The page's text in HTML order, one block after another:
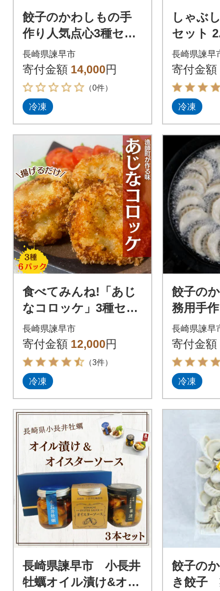
餃子のかわしもの手
作り人気点心3種セッ
ト(焼餃子420g、水餃
子300g、焼売300g)
長崎県諫早市
寄付金額 14,000円
（0件）
冷凍
しゃぶ
セット
野の米
(かんび
場】
長崎県諫早
寄付金額
冷凍
食べてみんね!「あじ
なコロッケ」3種セッ
ト 計44個
長崎県諫早市
寄付金額 12,000円
（3件）
冷凍
餃子の
務用手
ット(焼
ヶ、焼
長崎県諫早
寄付金額
冷凍
長崎県諫早市 小長井
牡蠣オイル漬け&オイ
餃子の
き餃子